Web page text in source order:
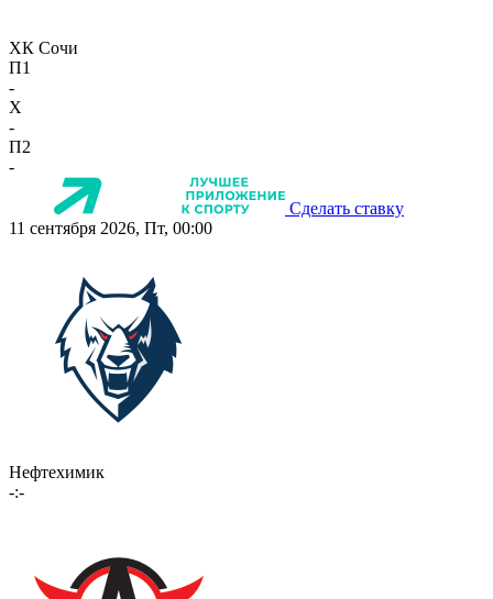
ХК Сочи
П1
-
X
-
П2
-
Сделать ставку
11 сентября 2026, Пт, 00:00
Нефтехимик
-:-